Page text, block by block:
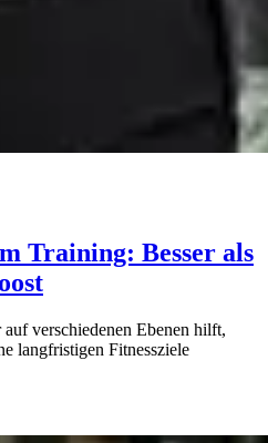
Training: Besser als
verschiedenen Ebenen hilft,
langfristigen Fitnessziele